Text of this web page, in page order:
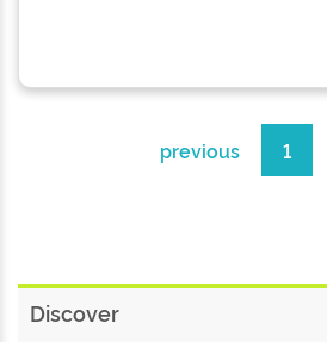
previous 1
Discover